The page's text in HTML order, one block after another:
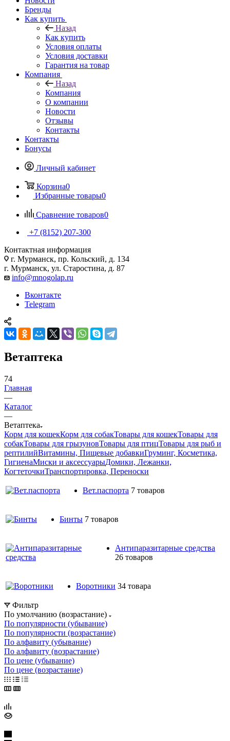
Бренды
Как купить
Назад
Как купить
Условия оплаты
Условия доставки
Гарантия на товар
Компания
Назад
Компания
О компании
Новости
Отзывы
Контакты
Контакты
Бонусы
Личный кабинет
Корзина0
Избранные товары0
Сравнение товаров0
+7 (8152) 207-300
Контактная информация
г. Мурманск, пр. Кольский, д. 134
г. Мурманск, ул. Старостина, д. 87
info@mnogolap.ru
Вконтакте
Telegram
Ветаптека
74
Главная
—
Каталог
—
Ветаптека
Корм для кошекКорм для собакТовары для кошекТовары для
собакТовары для грызуновТовары для птицТовары для рыб и
рептилийВитамины, Пищевые добавкиГруминг, Косметика,
ГигиенаМиски и аксессуарыДомики, Лежанки,
КогтеточкиТранспортировка, Переноски
Вет.паспорта 7 товаров
Бинты 7 товаров
Антипаразитарные средства
26 товаров
Воротники 34 товара
Фильтр
По умолчанию (возрастание)
По популярности (убывание)
По популярности (возрастание)
По алфавиту (убывание)
По алфавиту (возрастание)
По цене (убывание)
По цене (возрастание)